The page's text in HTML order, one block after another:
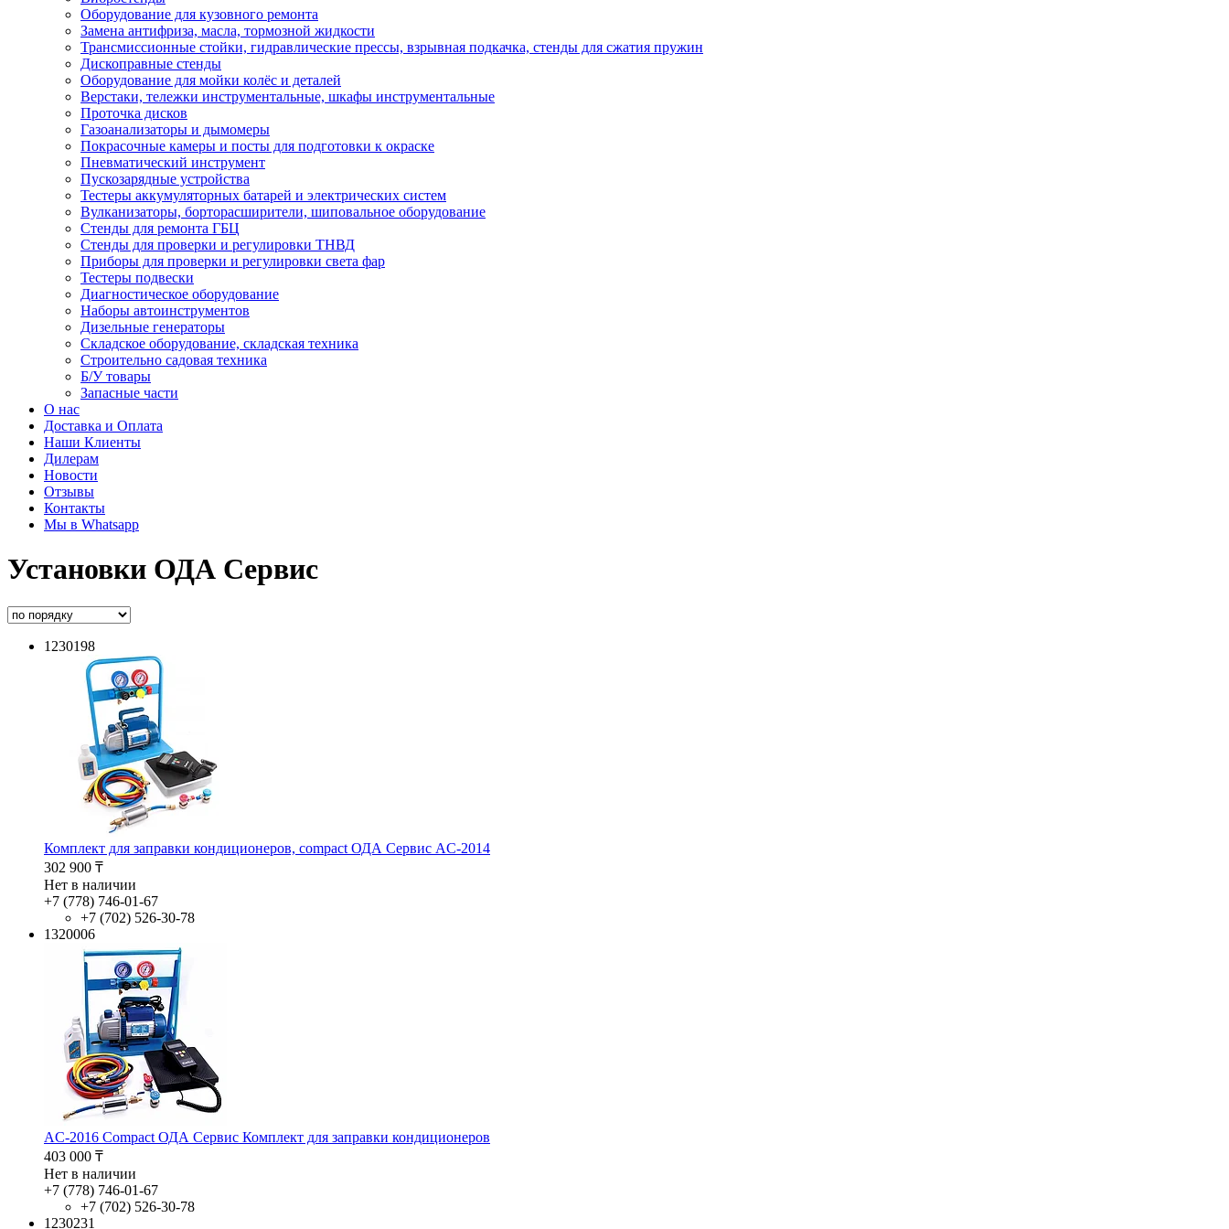
Оборудование для кузовного ремонта
Замена антифриза, масла, тормозной жидкости
Трансмиссионные стойки, гидравлические прессы, взрывная подкачка, стенды для сжатия пружин
Дископравные стенды
Оборудование для мойки колёс и деталей
Верстаки, тележки инструментальные, шкафы инструментальные
Проточка дисков
Газоанализаторы и дымомеры
Покрасочные камеры и посты для подготовки к окраске
Пневматический инструмент
Пускозарядные устройства
Тестеры аккумуляторных батарей и электрических систем
Вулканизаторы, борторасширители, шиповальное оборудование
Стенды для ремонта ГБЦ
Стенды для проверки и регулировки ТНВД
Приборы для проверки и регулировки света фар
Тестеры подвески
Диагностическое оборудование
Наборы автоинструментов
Дизельные генераторы
Складское оборудование, складская техника
Строительно садовая техника
Б/У товары
Запасные части
О нас
Доставка и Оплата
Наши Клиенты
Дилерам
Новости
Отзывы
Контакты
Мы в Whatsapp
Установки ОДА Сервис
1230198
Комплект для заправки кондиционеров, compact ОДА Сервис AC-2014
302 900 ₸
Нет в наличии
+7 (778) 746-01-67
+7 (702) 526-30-78
1320006
AC-2016 Compact ОДА Сервис Комплект для заправки кондиционеров
403 000 ₸
Нет в наличии
+7 (778) 746-01-67
+7 (702) 526-30-78
1230231